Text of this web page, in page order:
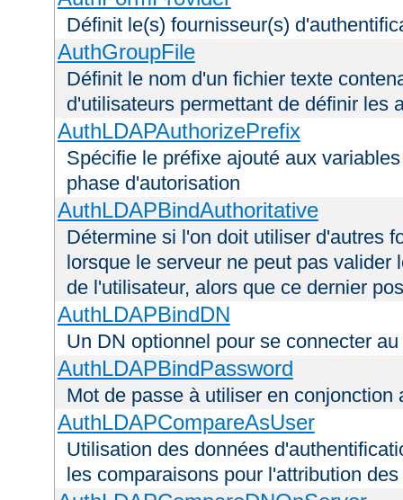
Définit le(s) fournisseur(s)
AuthGroupFile
Définit le nom d'un fichier texte
d'utilisateurs permettant de définir les
AuthLDAPAuthorizePrefix
Spécifie le préfixe ajouté aux
phase d'autorisation
AuthLDAPBindAuthoritative
Détermine si l'on doit utiliser d'autres
lorsque le serveur ne peut pas valider
de l'utilisateur, alors que ce dernier
AuthLDAPBindDN
Un DN optionnel pour se connecter
AuthLDAPBindPassword
Mot de passe à utiliser en
AuthLDAPCompareAsUser
Utilisation des données
les comparaisons pour l'attribution